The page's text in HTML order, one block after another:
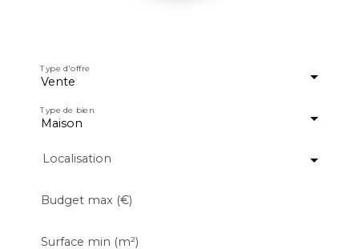
Vente
Type d'offre
Maison
Type de bien
Localisation
Budget max (€)
Surface min (m²)